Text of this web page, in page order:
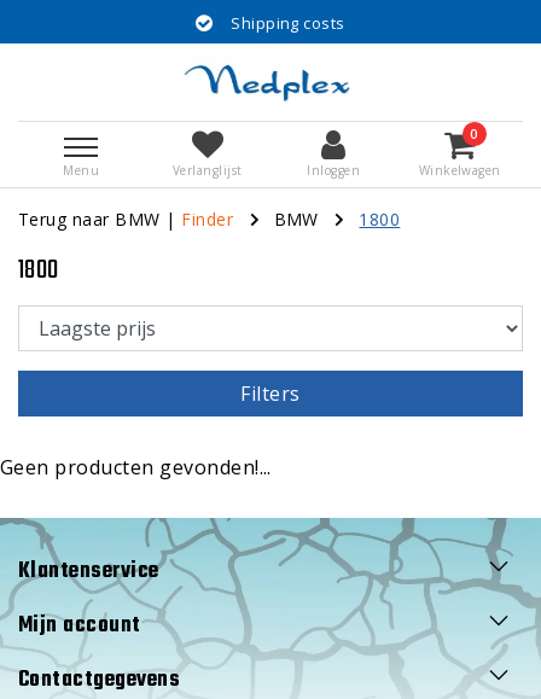
Shipping costs
Menu Verlanglijst Inloggen
0
Winkelwagen
Terug naar BMW | Finder BMW 1800
1800
Filters
Geen producten gevonden!...
Klantenservice
Mijn account
Contactgegevens